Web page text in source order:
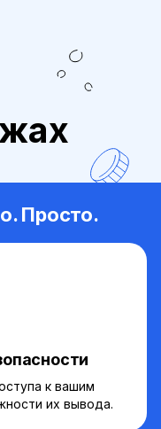
Просто.
к вашим
их вывода.